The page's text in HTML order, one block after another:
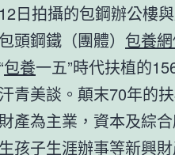
12日拍攝的包鋼辦公樓
包頭鋼鐵（團體） 包養
“包養一五”時代扶植的
汗青美談。顛末70年的
財產為主業，資本及綜
生孩子生涯辦事等新興